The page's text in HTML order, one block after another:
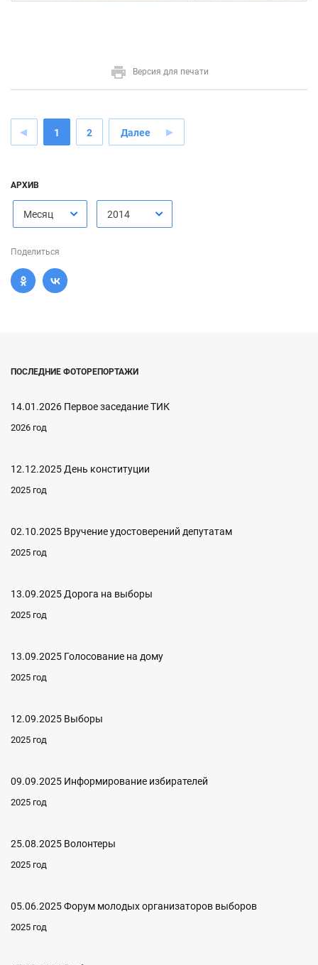
Версия для печати
1 2 Далее
АРХИВ
Месяц 2014
Поделиться
ПОСЛЕДНИЕ ФОТОРЕПОРТАЖИ
14.01.2026 Первое заседание ТИК
2026 год
12.12.2025 День конституции
2025 год
02.10.2025 Вручение удостоверений депутатам
2025 год
13.09.2025 Дорога на выборы
2025 год
13.09.2025 Голосование на дому
2025 год
12.09.2025 Выборы
2025 год
09.09.2025 Информирование избирателей
2025 год
25.08.2025 Волонтеры
2025 год
05.06.2025 Форум молодых организаторов выборов
2025 год